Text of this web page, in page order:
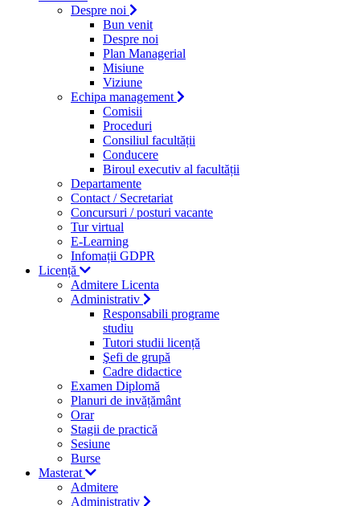
Despre noi
Bun venit
Despre noi
Plan Managerial
Misiune
Viziune
Echipa management
Comisii
Proceduri
Consiliul facultății
Conducere
Biroul executiv al facultății
Departamente
Contact / Secretariat
Concursuri / posturi vacante
Tur virtual
E-Learning
Infomații GDPR
Licență
Admitere Licenta
Administrativ
Responsabili programe
studiu
Tutori studii licență
Şefi de grupă
Cadre didactice
Examen Diplomă
Planuri de invățământ
Orar
Stagii de practică
Sesiune
Burse
Masterat
Admitere
Administrativ